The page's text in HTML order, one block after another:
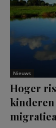
Nieuws
Hoger
kinderen